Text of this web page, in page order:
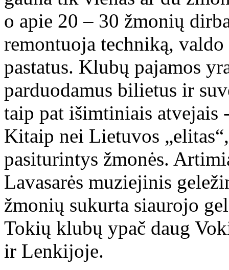
o apie 20 – 30 žmonių
remontuoja techniką,
pastatus. Klubų pajamos
parduodamus bilietus ir
taip pat išimtiniais
Kitaip nei Lietuvos
pasiturintys žmonės.
Lavasarės muziejinis
žmonių sukurta siaurojo
Tokių klubų ypač daug
ir Lenkijoje.